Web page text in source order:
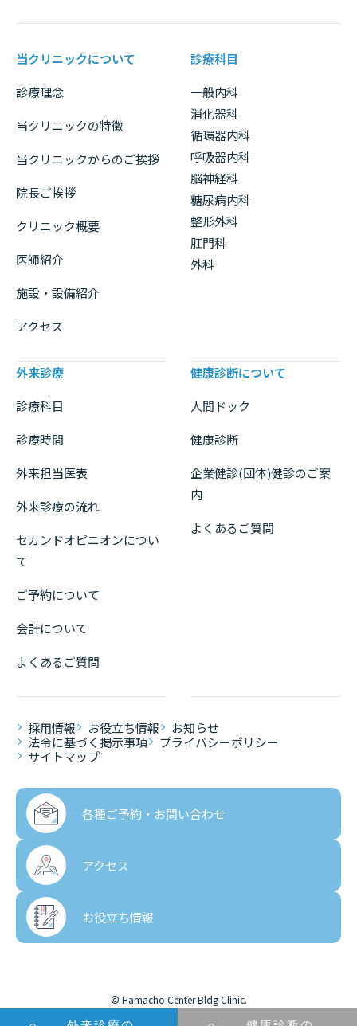
当クリニックについて
診療理念
当クリニックの特徴
当クリニックからのご挨拶
院長ご挨拶
クリニック概要
医師紹介
施設・設備紹介
アクセス
診療科目
一般内科
消化器科
循環器内科
呼吸器内科
脳神経科
糖尿病内科
整形外科
肛門科
外科
外来診療
診療科目
診療時間
外来担当医表
外来診療の流れ
セカンドオピニオンについ
て
ご予約について
会計について
よくあるご質問
健康診断について
人間ドック
健康診断
企業健診(団体)健診のご案
内
よくあるご質問
採用情報 お役立ち情報
お知らせ
法令に基づく掲示事項
プライバシーポリシー
サイトマップ
各種ご予約・ お問い合わせ
アクセス
お役立ち情報
© Hamacho Center Bldg Clinic.